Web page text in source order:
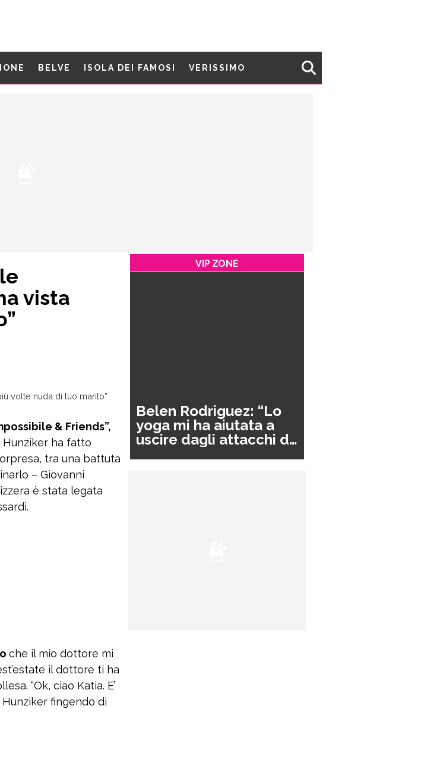
BELVE ISOLA DEI FAMOSI VERISSIMO
vista
& Friends”,
Hunziker ha fatto
tra una battuta
– Giovanni
è stata legata
che il mio dottore mi
il dottore ti ha
“Ok, ciao Katia. E’
fingendo di
VIP ZONE
Belen Rodriguez: “Lo
yoga mi ha aiutata a
uscire dagli attacchi di